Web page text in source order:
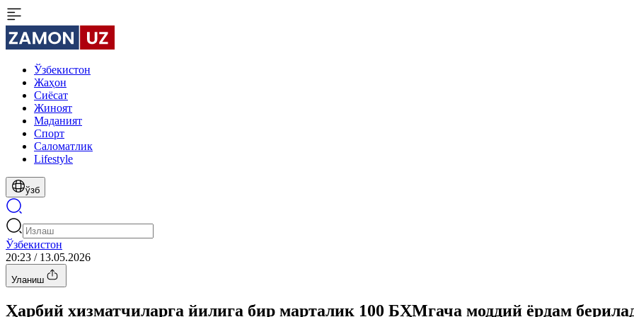
Ўзбекистон
Жаҳон
Сиёсат
Жиноят
Маданият
Спорт
Cаломатлик
Lifestyle
ўзб
Ўзбекистон
20:23 / 13.05.2026
Уланиш
Ҳарбий хизматчиларга йилига бир марталик 100 БҲМгача моддий ёрдам